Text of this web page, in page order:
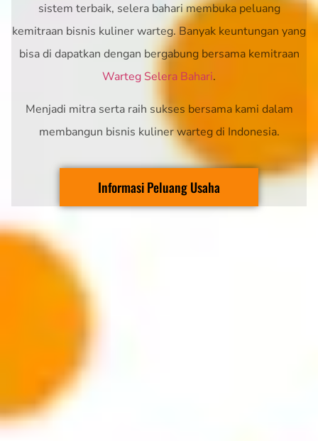
sistem terbaik, selera bahari membuka peluang
kemitraan bisnis kuliner warteg. Banyak keuntungan yang
bisa di dapatkan dengan bergabung bersama kemitraan
Warteg Selera Bahari.
Menjadi mitra serta raih sukses bersama kami dalam
membangun bisnis kuliner warteg di Indonesia.
Informasi Peluang Usaha